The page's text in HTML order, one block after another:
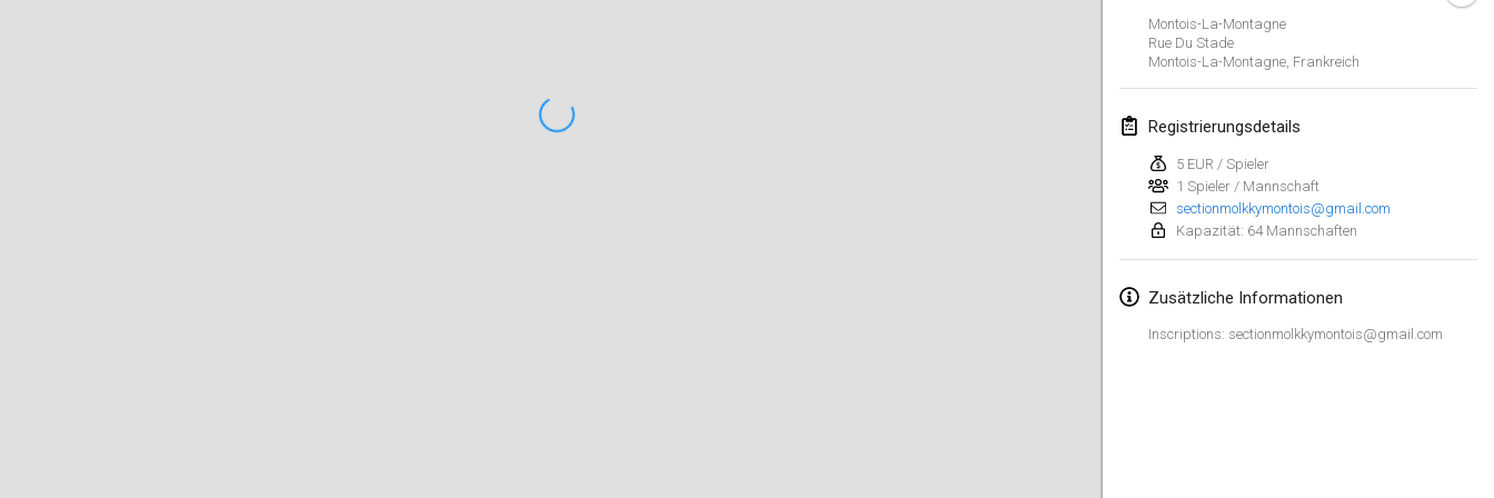
Montois-La-Montagne
Rue Du Stade
Montois-La-Montagne, Frankreich
Registrierungsdetails
5 EUR / Spieler
1 Spieler / Mannschaft
sectionmolkkymontois@gmail.com
Kapazität: 64 Mannschaften
Zusätzliche Informationen
Inscriptions: sectionmolkkymontois@gmail.com
Februar 2022
4. Feb. 2022|Tschechische Republik
TangoMölkky
5. Feb. 2022|Finnland
12. Feb. 2022|Finnland